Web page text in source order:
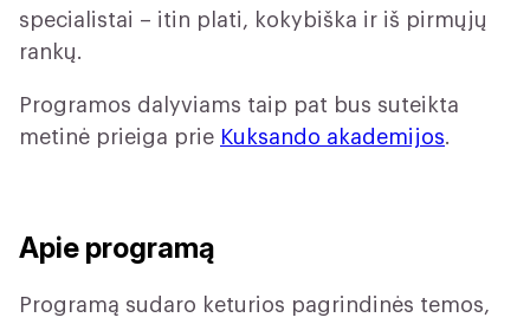
specialistai – itin plati, kokybiška ir iš pirmųjų
rankų.
Programos dalyviams taip pat bus suteikta
metinė prieiga prie Kuksando akademijos.
Apie programą
Programą sudaro keturios pagrindinės temos,